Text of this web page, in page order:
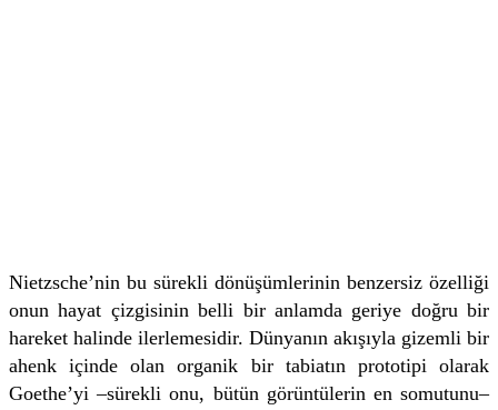
Nietzsche’nin bu sürekli dönüşümlerinin benzersiz özelliği
onun hayat çizgisinin belli bir anlamda geriye doğru bir
hareket halinde ilerlemesidir. Dünyanın akışıyla gizemli bir
ahenk içinde olan organik bir tabiatın prototipi olarak
Goethe’yi –sürekli onu, bütün görüntülerin en somutunu–